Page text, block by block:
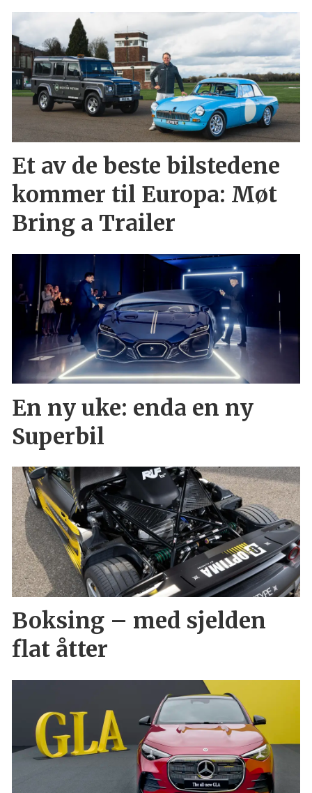
Et av de beste bilstedene
kommer til Europa: Møt
Bring a Trailer
En ny uke: enda en ny
Superbil
Boksing – med sjelden
flat åtter